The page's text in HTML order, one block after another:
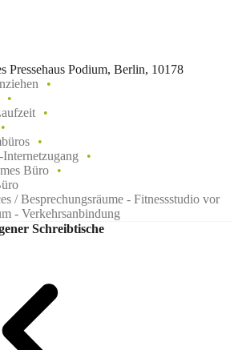
Pressehaus Podium, Berlin, 10178
Büro
/ Besprechungsräume - Fitnessstudio vor
- Verkehrsanbindung
Schreibtische